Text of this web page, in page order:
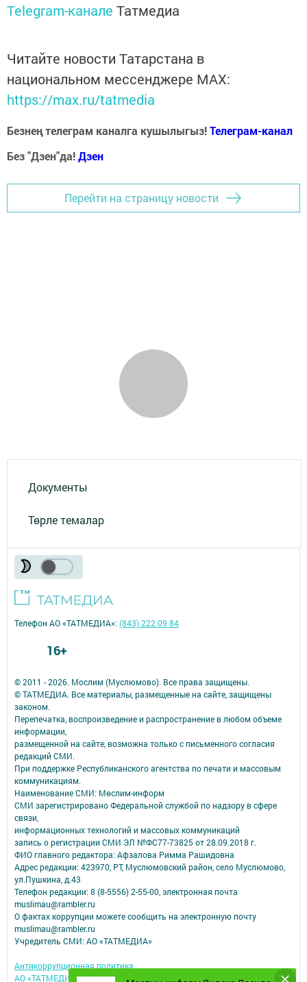
Telegram-канале Татмедиа
Читайте новости Татарстана в
национальном мессенджере MАХ:
https://max.ru/tatmedia
Безнең телеграм каналга кушылыгыз!Телеграм-канал
Без "Дзен"да!Дзен
Перейти на страницу новости
Документы
Төрле темалар
© 2011 - 2026. Мослим (Муслюмово). Все права защищены.
© ТАТМЕДИА. Все материалы, размещенные на сайте, защищены
законом.
Перепечатка, воспроизведение и распространение в любом объеме
информации,
размещенной на сайте, возможна только с письменного согласия
редакций СМИ.
При поддержке Республиканского агентства по печати и массовым
коммуникациям.
Наименование СМИ: Мөслим-информ
СМИ зарегистрировано Федеральной службой по надзору в сфере
связи,
информационных технологий и массовых коммуникаций
запись о регистрации СМИ ЭЛ №ФС77-73825 от 28.09.2018 г.
ФИО главного редактора: Афзалова Римма Рашидовна
Адрес редакции: 423970, РТ, Муслюмовский район, село Муслюмово,
ул.Пушкина, д.43
Телефон редакции: 8 (8-5556) 2-55-00, электронная почта
muslimau@rambler.ru
О фактах коррупции можете сообщить на электронную почту
muslimau@rambler.ru
Учредитель СМИ: АО «ТАТМЕДИА»
Антикоррупционная политика
АО «ТАТМЕДИА» использует «cookie»
для персонализации сервисов и
Телефон АО «ТАТМЕДИА»:(843) 222 09 84
16+